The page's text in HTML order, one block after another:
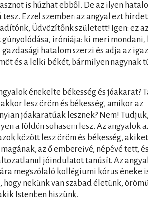
is húzhat ebből. De az ilyen
tesz. Ezzel szemben az angyal ezt
Üdvözítőnk született! Igen: ez az
iróniája: ki meri mondani,
hatalom szerzi és adja az
és a lelki békét, bármilyen nagynak
énekelte békesség és jóakarat?
lesz öröm és békesség, amikor az
jóakaratúak lesznek? Nem! Tudjuk,
a földön sohasem lesz. Az angyalok
között lesz öröm és békesség, akiket
az ő embereivé, népévé tett, és
jóindulatot tanúsít. Az
megszólaló kollégiumi kórus éneke
hogy nekünk van szabad életünk,
Istenben hiszünk.